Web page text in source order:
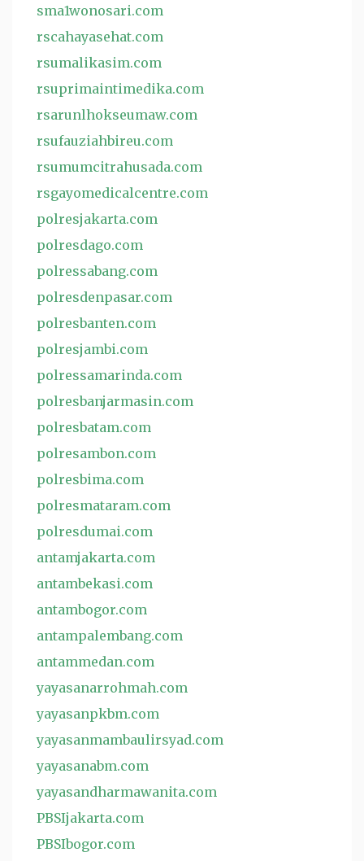
sma1wonosari.com
rscahayasehat.com
rsumalikasim.com
rsuprimaintimedika.com
rsarunlhokseumaw.com
rsufauziahbireu.com
rsumumcitrahusada.com
rsgayomedicalcentre.com
polresjakarta.com
polresdago.com
polressabang.com
polresdenpasar.com
polresbanten.com
polresjambi.com
polressamarinda.com
polresbanjarmasin.com
polresbatam.com
polresambon.com
polresbima.com
polresmataram.com
polresdumai.com
antamjakarta.com
antambekasi.com
antambogor.com
antampalembang.com
antammedan.com
yayasanarrohmah.com
yayasanpkbm.com
yayasanmambaulirsyad.com
yayasanabm.com
yayasandharmawanita.com
PBSIjakarta.com
PBSIbogor.com